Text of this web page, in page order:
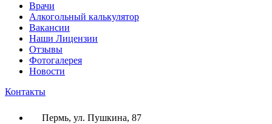
Врачи
Алкогольный калькулятор
Вакансии
Наши Лицензии
Отзывы
Фотогалерея
Новости
Контакты
Пермь, ул. Пушкина, 87